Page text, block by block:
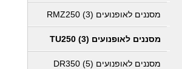
מסננים לאופנועים RMZ250 (3)
מסננים לאופנועים TU250 (3)
מסננים לאופנועים DR350 (5)